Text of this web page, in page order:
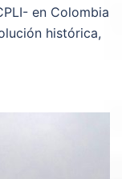
en Colombia
histórica,